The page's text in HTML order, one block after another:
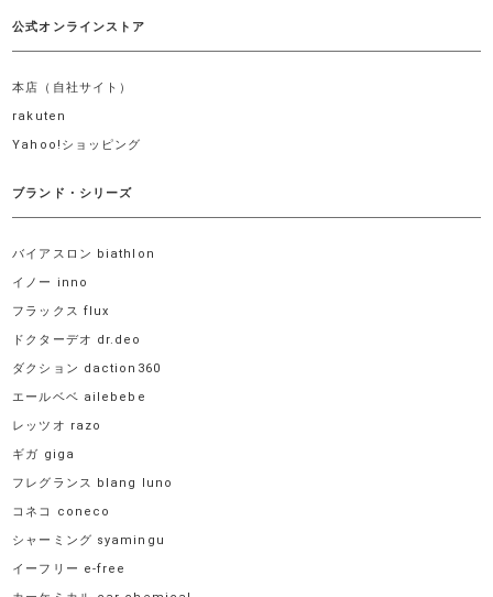
公式オンラインストア
本店（自社サイト）
rakuten
Yahoo!ショッピング
ブランド・シリーズ
バイアスロン biathlon
イノー inno
フラックス flux
ドクターデオ dr.deo
ダクション daction360
エールベベ ailebebe
レッツオ razo
ギガ giga
フレグランス blang luno
コネコ coneco
シャーミング syamingu
イーフリー e-free